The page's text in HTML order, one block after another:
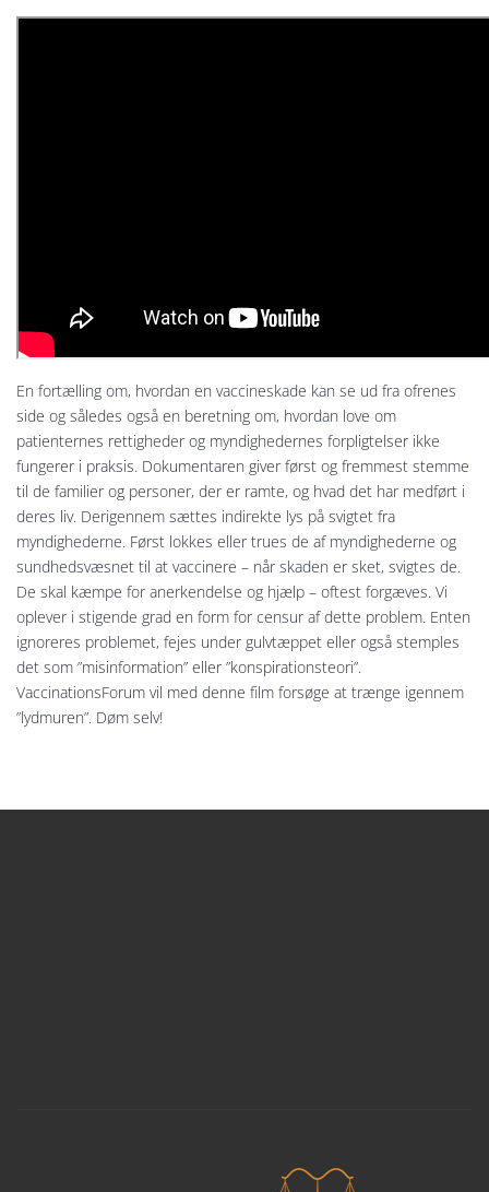
En fortælling om, hvordan en vaccineskade kan se ud fra ofrenes
side og således også en beretning om, hvordan love om
patienternes rettigheder og myndighedernes forpligtelser ikke
fungerer i praksis. Dokumentaren giver først og fremmest stemme
til de familier og personer, der er ramte, og hvad det har medført i
deres liv. Derigennem sættes indirekte lys på svigtet fra
myndighederne. Først lokkes eller trues de af myndighederne og
sundhedsvæsnet til at vaccinere – når skaden er sket, svigtes de.
De skal kæmpe for anerkendelse og hjælp – oftest forgæves. Vi
oplever i stigende grad en form for censur af dette problem. Enten
ignoreres problemet, fejes under gulvtæppet eller også stemples
det som ”misinformation” eller ”konspirationsteori”.
VaccinationsForum vil med denne film forsøge at trænge igennem
”lydmuren”. Døm selv!